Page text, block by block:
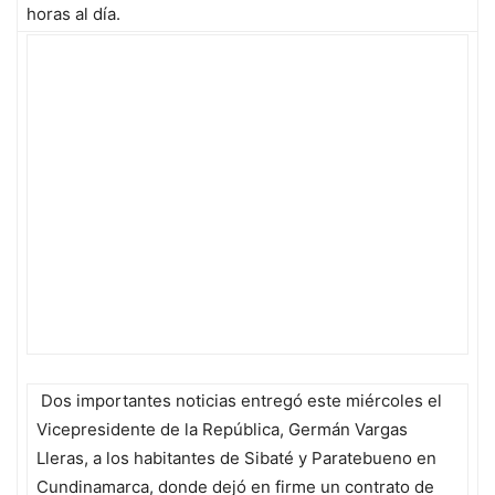
horas al día.
Dos importantes noticias entregó este miércoles el
Vicepresidente de la República, Germán Vargas
Lleras, a los habitantes de Sibaté y Paratebueno en
Cundinamarca, donde dejó en firme un contrato de